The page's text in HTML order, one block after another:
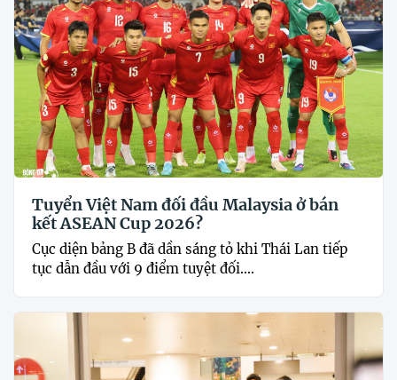
Tuyển Việt Nam đối đầu Malaysia ở bán
kết ASEAN Cup 2026?
Cục diện bảng B đã dần sáng tỏ khi Thái Lan tiếp
tục dẫn đầu với 9 điểm tuyệt đối....